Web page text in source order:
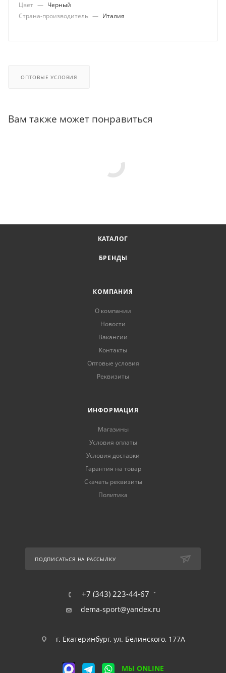
Цвет — Черный
Страна-производитель — Италия
ОПТОВЫЕ УСЛОВИЯ
Вам также может понравиться
КАТАЛОГ
БРЕНДЫ
КОМПАНИЯ
О компании
Новости
Вакансии
Контакты
Оптовые условия
Реквизиты
ИНФОРМАЦИЯ
Магазины
Условия оплаты
Условия доставки
Гарантия на товар
Скачать реквизиты
Политика
ПОДПИСАТЬСЯ НА РАССЫЛКУ
+7 (343) 223-44-67
dema-sport@yandex.ru
г. Екатеринбург, ул. Белинского, 177А
МЫ ONLINE